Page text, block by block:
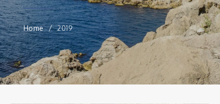
Home 2019